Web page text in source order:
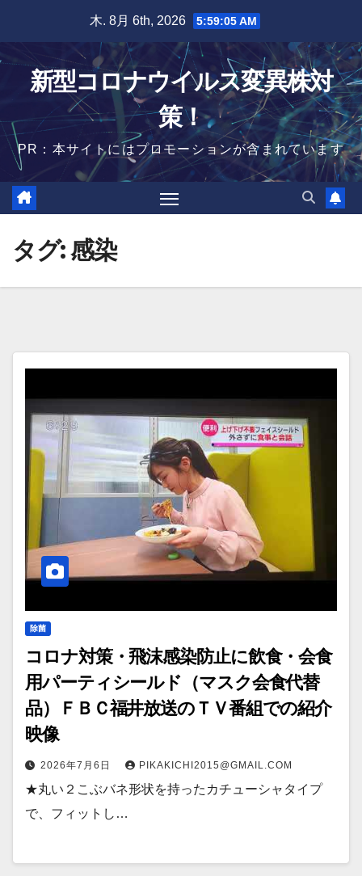
content
木. 8月 6th, 2026 5:59:06 AM
新型コロナウイルス変異株対
策！
PR：本サイトにはプロモーションが含まれています
タグ:感染
除菌
コロナ対策・飛沫感染防止に飲食・会食
用パーティシールド（マスク会食代替
品）ＦＢＣ福井放送のＴＶ番組での紹介
映像
2026年7月6日 PIKAKICHI2015@GMAIL.COM
★丸い２こぶバネ形状を持ったカチューシャタイプ
で、フィットし…